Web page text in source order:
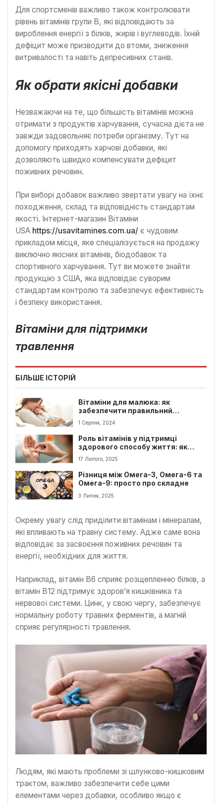
Для спортсменів важливо також контролювати
рівень вітамінів групи B, які відповідають за
вироблення енергії з білків, жирів і вуглеводів. Їхній
дефіцит може призводити до втоми, зниження
витривалості та навіть депресивних станів.
Як обрати якісні добавки
Незважаючи на те, що більшість вітамінів можна
отримати з продуктів харчування, сучасна дієта не
завжди задовольняє потреби організму. Тут на
допомогу приходять харчові добавки, які
дозволяють швидко компенсувати дефіцит
поживних речовин.
При виборі добавок важливо звертати увагу на їхнє
походження, склад та відповідність стандартам
якості. Інтернет-магазин Вітаміни
USA https://usavitamines.com.ua/ є чудовим
прикладом місця, яке спеціалізується на продажу
виключно якісних вітамінів, біодобавок та
спортивного харчування. Тут ви можете знайти
продукцію з США, яка відповідає суворим
стандартам контролю та забезпечує ефективність
і безпеку використання.
Вітаміни для підтримки
травлення
БІЛЬШЕ ІСТОРІЙ
Вітаміни для малюка: як
забезпечити правильний
розвиток?
1 Серпня, 2024
Роль вітамінів у підтримці
здорового способу життя: як
знайти баланс
17 Лютого, 2025
Різниця між Омега-3, Омега-6 та
Омега-9: просто про складне
3 Липня, 2025
Окрему увагу слід приділити вітамінам і мінералам,
які впливають на травну систему. Адже саме вона
відповідає за засвоєння поживних речовин та
енергії, необхідних для життя.
Наприклад, вітамін B6 сприяє розщепленню білків, а
вітамін B12 підтримує здоров’я кишківника та
нервової системи. Цинк, у свою чергу, забезпечує
нормальну роботу травних ферментів, а магній
сприяє регулярності травлення.
Людям, які мають проблеми зі шлунково-кишковим
трактом, важливо забезпечити себе цими
елементами через добавки, особливо якщо є